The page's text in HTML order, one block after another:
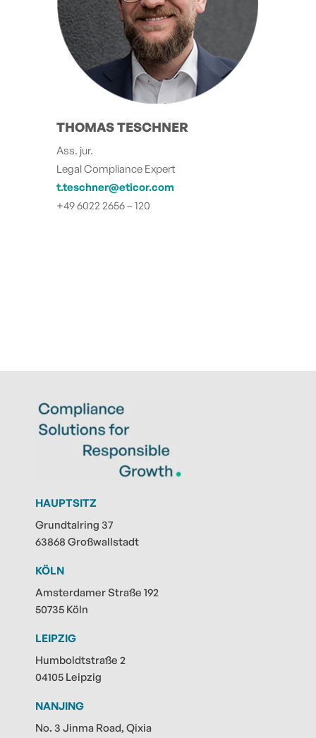
THOMAS TESCHNER
Ass. jur.
Legal Compliance Expert
t.teschner@eticor.com
+49 6022 2656 – 120
HAUPTSITZ
Grundtalring 37
63868 Großwallstadt
KÖLN
Amsterdamer Straße 192
50735 Köln
LEIPZIG
Humboldtstraße 2
04105 Leipzig
NANJING
No. 3 Jinma Road, Qixia